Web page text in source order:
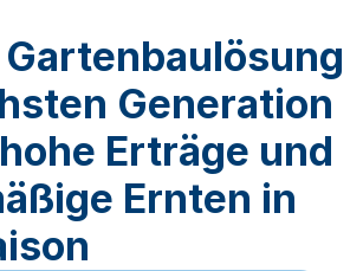
Gartenbaulösung
Generation
Erträge und
Ernten in